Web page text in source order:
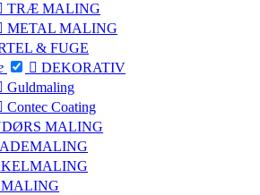
TRÆ MALING
METAL MALING
& FUGE
 DEKORATIV
Guldmaling
Contec Coating
MALING